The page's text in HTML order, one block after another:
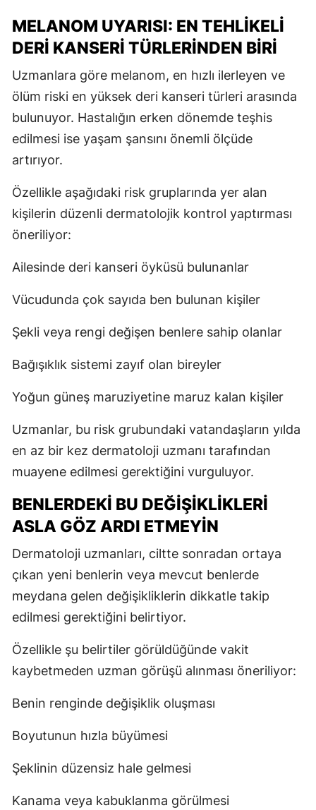
MELANOM UYARISI: EN TEHLIKELI
DERI KANSERI TÜRLERINDEN BIRI
Uzmanlara göre melanom, en hızlı ilerleyen ve
ölüm riski en yüksek deri kanseri türleri arasında
bulunuyor. Hastalığın erken dönemde teşhis
edilmesi ise yaşam şansını önemli ölçüde
artırıyor.
Özellikle aşağıdaki risk gruplarında yer alan
kişilerin düzenli dermatolojik kontrol yaptırması
öneriliyor:
Ailesinde deri kanseri öyküsü bulunanlar
Vücudunda çok sayıda ben bulunan kişiler
Şekli veya rengi değişen benlere sahip olanlar
Bağışıklık sistemi zayıf olan bireyler
Yoğun güneş maruziyetine maruz kalan kişiler
Uzmanlar, bu risk grubundaki vatandaşların yılda
en az bir kez dermatoloji uzmanı tarafından
muayene edilmesi gerektiğini vurguluyor.
BENLERDEKI BU DEĞIŞIKLIKLERI
ASLA GÖZ ARDI ETMEYIN
Dermatoloji uzmanları, ciltte sonradan ortaya
çıkan yeni benlerin veya mevcut benlerde
meydana gelen değişikliklerin dikkatle takip
edilmesi gerektiğini belirtiyor.
Özellikle şu belirtiler görüldüğünde vakit
kaybetmeden uzman görüşü alınması öneriliyor:
Benin renginde değişiklik oluşması
Boyutunun hızla büyümesi
Şeklinin düzensiz hale gelmesi
Kanama veya kabuklanma görülmesi